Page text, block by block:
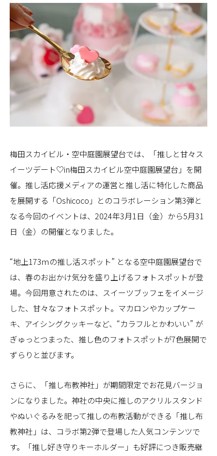
梅田スカイビル・空中庭園展望台では、「推しと甘々ス
イーツデート♡in梅田スカイビル空中庭園展望台」を開
催。推し活応援メディアの運営と推し活に特化した商品
を展開する「Oshicoco」とのコラボレーション第3弾と
なる今回のイベントは、2024年3月1日（金）から5月31
日（金）の開催となりました。
“地上173ｍの推し活スポット” となる空中庭園展望台で
は、春のお出かけ気分を盛り上げるフォトスポットが登
場。今回用意されたのは、スイーツブッフェをイメージ
した、甘々なフォトスポット。マカロンやカップケー
キ、アイシングクッキーなど、“カラフルとかわいい” が
ぎゅっとつまった、推し色のフォトスポットが7色展開で
ずらりと並びます。
さらに、「推し布教神社」が期間限定でお花見バージョ
ンになりました。神社の中央に推しのアクリルスタンド
やぬいぐるみを祀って推しの布教活動ができる「推し布
教神社」は、コラボ第2弾で登場した人気コンテンツで
す。「推し好き守りキーホルダー」も好評につき販売継